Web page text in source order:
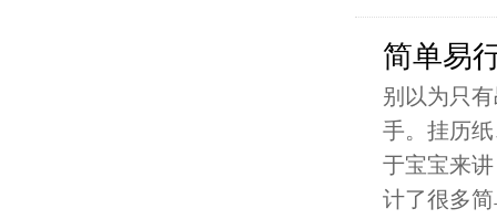
简单易
别以为只
手。挂历
于宝宝来
计了很多